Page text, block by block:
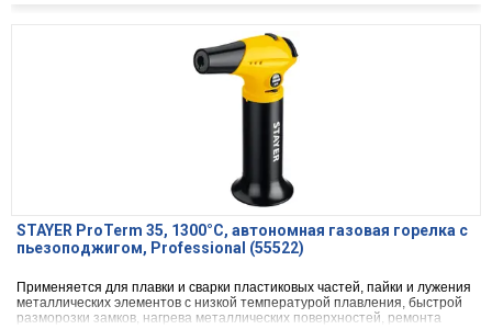
STAYER ProTerm 35, 1300°С, автономная газовая горелка с
пьезоподжигом, Professional (55522)
Применяется для плавки и сварки пластиковых частей, пайки и лужения
металлических элементов с низкой температурой плавления, быстрой
разморозки замков, нагрева металлических поверхностей, ремонта